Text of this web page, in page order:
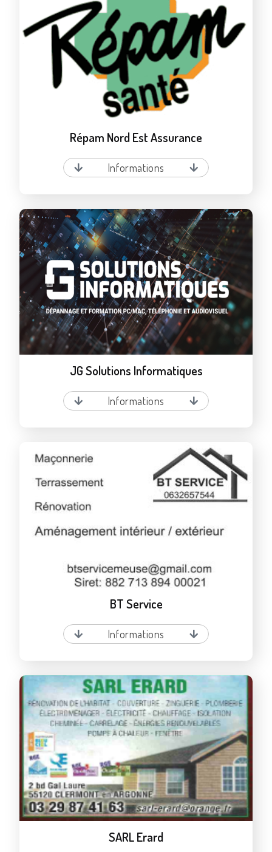
Répam Nord Est Assurance
Informations
JG Solutions Informatiques
Informations
BT Service
Informations
SARL Erard